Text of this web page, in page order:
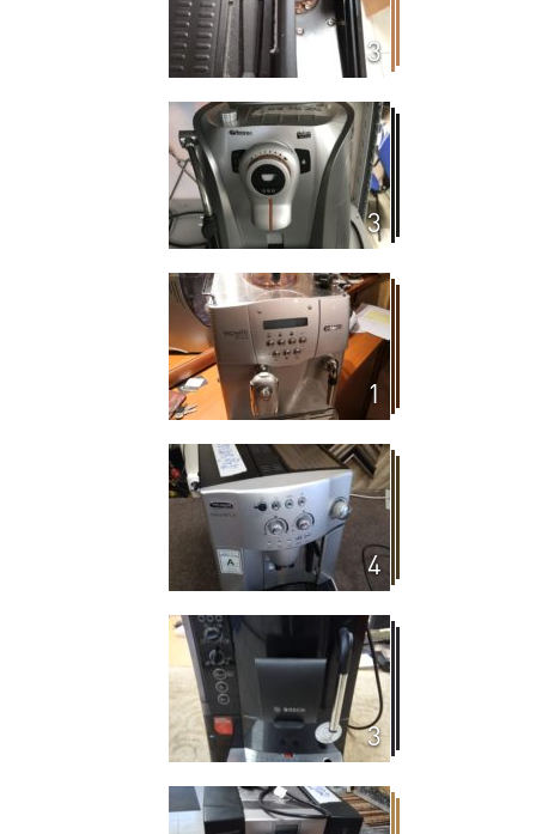
3
3
1
4
3